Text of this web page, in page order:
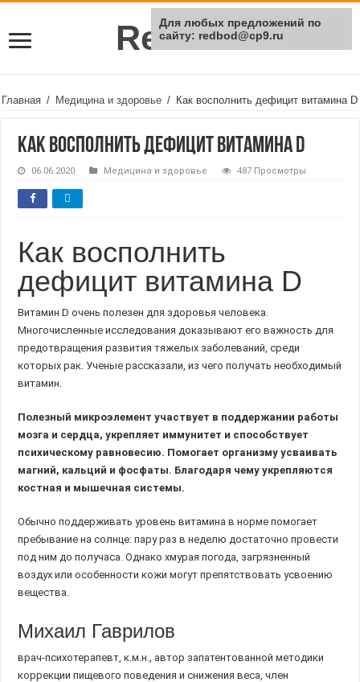
Rei Red
Главная / Медицина и здоровье / Как восполнить дефицит витамина D
Как восполнить дефицит витамина D
06.06.2020 Медицина и здоровье 487 Просмотры
Как восполнить
дефицит витамина D
Витамин D очень полезен для здоровья человека.
Многочисленные исследования доказывают его важность для
предотвращения развития тяжелых заболеваний, среди
которых рак. Ученые рассказали, из чего получать необходимый
витамин.
Полезный микроэлемент участвует в поддержании работы
мозга и сердца, укрепляет иммунитет и способствует
психическому равновесию. Помогает организму усваивать
магний, кальций и фосфаты. Благодаря чему укрепляются
костная и мышечная системы.
Обычно поддерживать уровень витамина в норме помогает
пребывание на солнце: пару раз в неделю достаточно провести
под ним до получаса. Однако хмурая погода, загрязненный
воздух или особенности кожи могут препятствовать усвоению
вещества.
Михаил Гаврилов
врач-психотерапевт, к.м.н., автор запатентованной методики
коррекции пищевого поведения и снижения веса, член
Для любых предложений по
сайту: redbod@cp9.ru